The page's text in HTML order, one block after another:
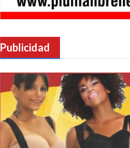
Publicidad